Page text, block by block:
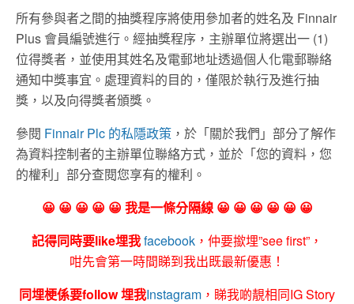
所有參與者之間的抽獎程序將使用參加者的姓名及 Finnair
Plus 會員編號進行。經抽獎程序，主辦單位將選出一 (1)
位得獎者，並使用其姓名及電郵地址透過個人化電郵聯絡
通知中獎事宜。處理資料的目的，僅限於執行及進行抽
獎，以及向得獎者頒獎。
參閱 Finnair Plc 的私隱政策 ，於「關於我們」部分了解作
為資料控制者的主辦單位聯絡方式，並於「您的資料，您
的權利」部分查閱您享有的權利。
😀 😀 😀 😀 😀 我是一條分隔線 😀 😀 😀 😀 😀 😀
記得同時要like埋我facebook ，仲要撳埋”see first”，
咁先會第一時間睇到我出既最新優惠！
同埋梗係要follow 埋我Instagram ，睇我啲靚相同IG Story